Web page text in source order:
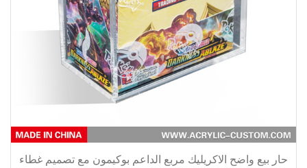
حار بيع واضح الاكريليك مربع الداعم بوكيمون مع تصميم غطاء